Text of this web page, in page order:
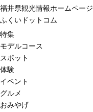
福井県観光情報ホームページ
ふくいドットコム
特集
モデルコース
スポット
体験
イベント
グルメ
おみやげ